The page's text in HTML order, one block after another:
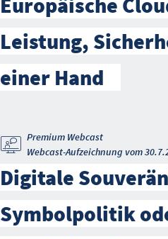
Leistung,
einer Hand
Premium Webcast
Webcast-Aufzeichnung vom
Digitale
Symbolpolitik